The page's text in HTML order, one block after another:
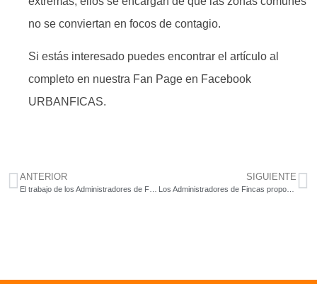
no se conviertan en focos de contagio.
Si estás interesado puedes encontrar el artículo al
completo en nuestra Fan Page en Facebook
URBANFICAS.
ANTERIOR SIGUIENTE
Los Administradores de Fincas proponen medidas de choque para las Comunidad de Propietarios